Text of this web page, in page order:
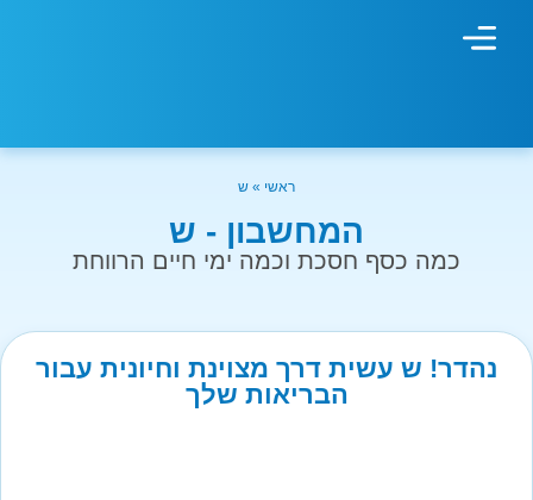
ראשי » ש
המחשבון - ש
כמה כסף חסכת וכמה ימי חיים הרווחת
נהדר! ש עשית דרך מצוינת וחיונית עבור
הבריאות שלך